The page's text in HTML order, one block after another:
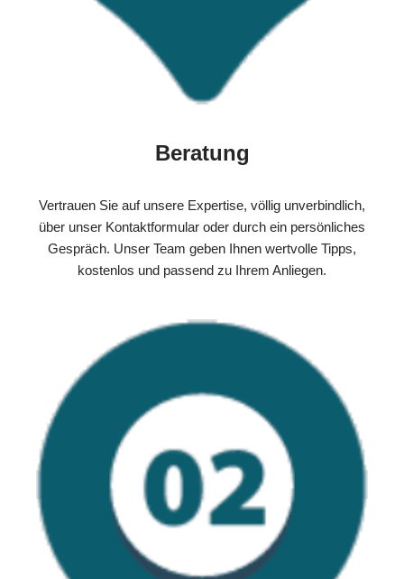
Beratung
Vertrauen Sie auf unsere Expertise, völlig unverbindlich,
über unser Kontaktformular oder durch ein persönliches
Gespräch. Unser Team geben Ihnen wertvolle Tipps,
kostenlos und passend zu Ihrem Anliegen.